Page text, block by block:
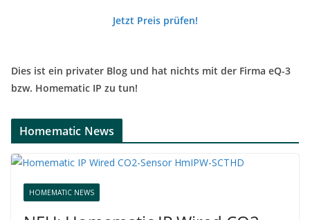
Jetzt Preis prüfen!
Dies ist ein privater Blog und hat nichts mit der Firma eQ-3
bzw. Homematic IP zu tun!
Homematic News
HOMEMATIC NEWS